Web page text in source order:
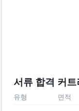
서류 합격 커트
유형 면적